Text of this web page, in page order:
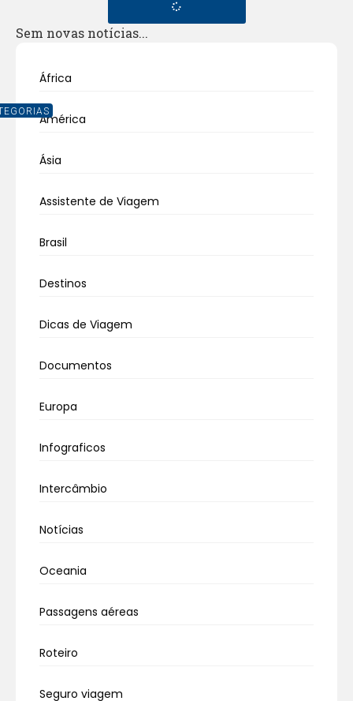
África
América
Ásia
Assistente de Viagem
Brasil
Destinos
Dicas de Viagem
Documentos
Europa
Infograficos
Intercâmbio
Notícias
Oceania
Passagens aéreas
Roteiro
Seguro viagem
Sem novas notícias...